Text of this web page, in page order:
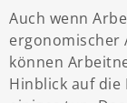
Auch wenn
ergonomischer
können
Hinblick auf